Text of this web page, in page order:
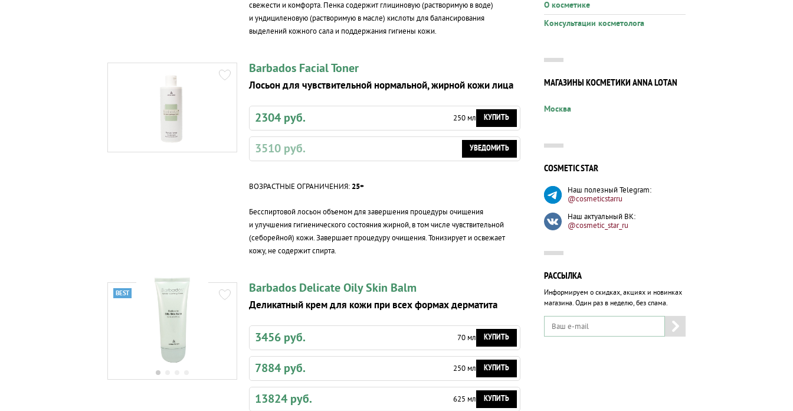
свежести и комфорта. Пенка содержит глициновую (растворимую в воде)
и ундициленовую (растворимую в масле) кислоты для балансирования
выделений кожного сала и поддержания гигиены кожи.
Barbados Facial Toner
Лосьон для чувствительной нормальной, жирной кожи лица
2304 руб. 250 мл КУПИТЬ
3510 руб. УВЕДОМИТЬ
ВОЗРАСТНЫЕ ОГРАНИЧЕНИЯ: 25+
Бесспиртовой лосьон объемом для завершения процедуры очищения
и улучшения гигиенического состояния жирной, в том числе чувствительной
(себорейной) кожи. Завершает процедуру очищения. Тонизирует и освежает
кожу, не содержит спирта.
Barbados Delicate Oily Skin Balm
Деликатный крем для кожи при всех формах дерматита
3456 руб. 70 мл КУПИТЬ
7884 руб. 250 мл КУПИТЬ
13824 руб. 625 мл КУПИТЬ
О косметике
Консультации косметолога
МАГАЗИНЫ КОСМЕТИКИ ANNA LOTAN
Москва
COSMETIC STAR
Наш полезный Telegram:
@cosmeticstarru
Наш актуальный ВК:
@cosmetic_star_ru
РАССЫЛКА
Информируем о скидках, акциях и новинках
магазина. Один раз в неделю, без спама.